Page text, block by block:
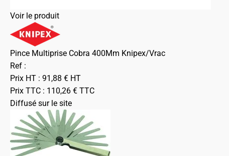
Voir le produit
Pince Multiprise Cobra 400Mm Knipex/Vrac
Ref :
Prix HT : 91,88 € HT
Prix TTC : 110,26 € TTC
Diffusé sur le site